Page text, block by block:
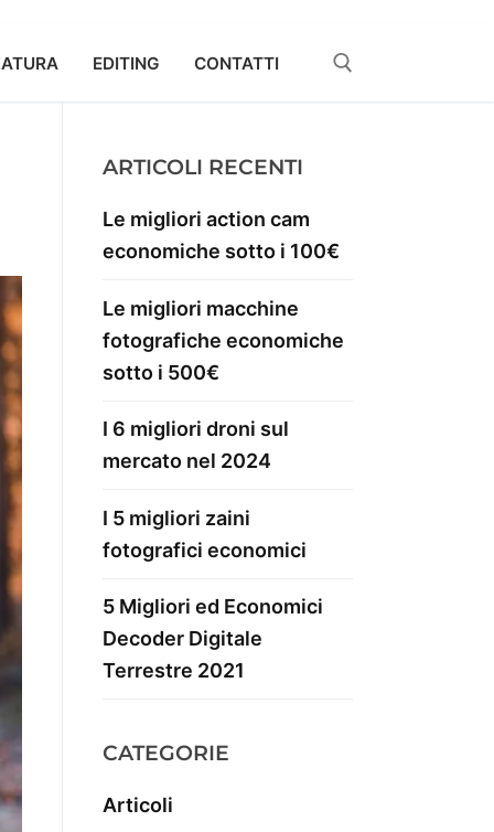
EDITING CONTATTI
ARTICOLI RECENTI
Le migliori action cam
economiche sotto i 100€
Le migliori macchine
fotografiche economiche
sotto i 500€
I 6 migliori droni sul
mercato nel 2024
I 5 migliori zaini
fotografici economici
5 Migliori ed Economici
Decoder Digitale
Terrestre 2021
CATEGORIE
Articoli